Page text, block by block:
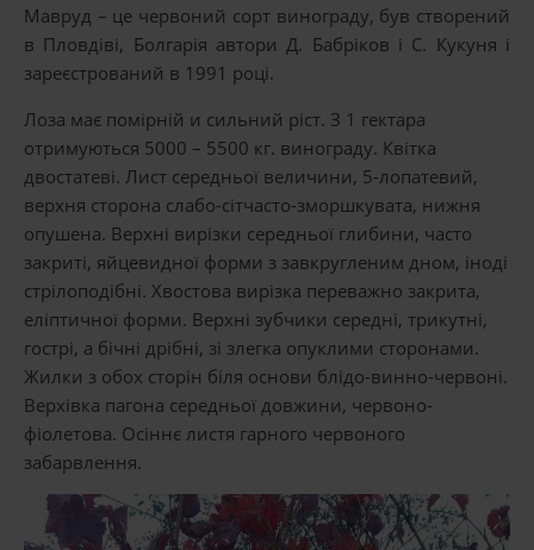
Мавруд – це червоний сорт винограду, був створений
в Пловдіві, Болгарія автори Д. Бабріков і С. Кукуня і
зареєстрований в 1991 році.
Лоза має помірній и сильний ріст. З 1 гектара
отримуються 5000 – 5500 кг. винограду. Квітка
двостатеві. Лист середньої величини, 5-лопатевий,
верхня сторона слабо-сітчасто-зморшкувата, нижня
опушена. Верхні вирізки середньої глибини, часто
закриті, яйцевидної форми з завкругленим дном, іноді
стрілоподібні. Хвостова вирізка переважно закрита,
еліптичної форми. Верхні зубчики середні, трикутні,
гострі, а бічні дрібні, зі злегка опуклими сторонами.
Жилки з обох сторін біля основи блідо-винно-червоні.
Верхівка пагона середньої довжини, червоно-
фіолетова. Осіннє листя гарного червоного
забарвлення.